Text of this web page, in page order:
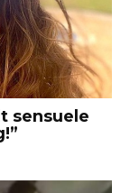
sensuele